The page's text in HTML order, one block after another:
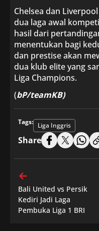
Chelsea dan
dua laga awal
hasil dari
menentukan bagi
dan prestise akan
dua klub elite yang
Liga Champions.
(bP/teamKB)
Tags: Liga Inggris
Share
Bali United vs Persik
Kediri Jadi Laga
Pembuka Liga 1 BRI